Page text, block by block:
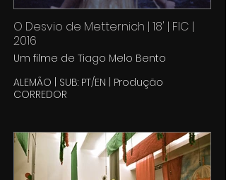
O Desvio de Metternich | 18' | FIC |
2016
Um filme de Tiago Melo Bento
ALEMÃO | SUB: PT/EN | Produção
CORREDOR